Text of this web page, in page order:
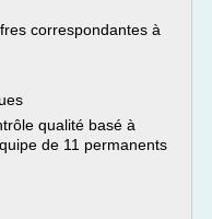
correspondantes à
qualité basé à
de 11 permanents